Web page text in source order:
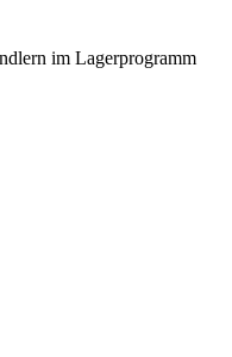
im Lagerprogramm